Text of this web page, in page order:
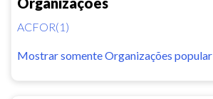
ACFOR(1)
Mostrar somente Organizações popular